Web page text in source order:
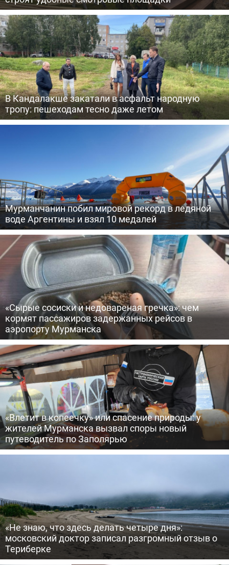
В Кандалакше закатали в асфальт народную
тропу: пешеходам тесно даже летом
Мурманчанин побил мировой рекорд в ледяной
воде Аргентины и взял 10 медалей
«Сырые сосиски и недовареная гречка»: чем
кормят пассажиров задержанных рейсов в
аэропорту Мурманска
«Влетит в копеечку» или спасение природы: у
жителей Мурманска вызвал споры новый
путеводитель по Заполярью
«Не знаю, что здесь делать четыре дня»:
московский доктор записал разгромный отзыв о
Териберке